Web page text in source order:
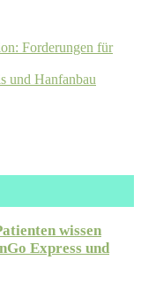
Forderungen für
und Hanfanbau
wissen
Express und